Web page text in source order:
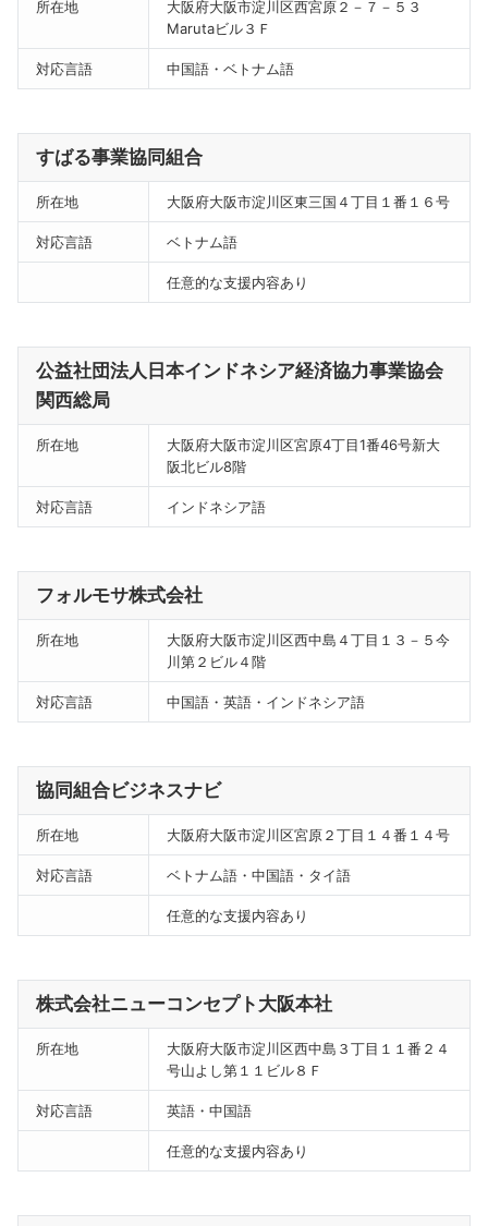
所在地
大阪府大阪市淀川区西宮原２－７－５３
Marutaビル３Ｆ
対応言語 中国語・ベトナム語
すばる事業協同組合
所在地 大阪府大阪市淀川区東三国４丁目１番１６号
対応言語 ベトナム語
任意的な支援内容あり
公益社団法人日本インドネシア経済協力事業協会
関西総局
所在地
大阪府大阪市淀川区宮原4丁目1番46号新大
阪北ビル8階
対応言語 インドネシア語
フォルモサ株式会社
所在地
大阪府大阪市淀川区西中島４丁目１３－５今
川第２ビル４階
対応言語 中国語・英語・インドネシア語
協同組合ビジネスナビ
所在地 大阪府大阪市淀川区宮原２丁目１４番１４号
対応言語 ベトナム語・中国語・タイ語
任意的な支援内容あり
株式会社ニューコンセプト大阪本社
所在地
大阪府大阪市淀川区西中島３丁目１１番２４
号山よし第１１ビル８Ｆ
対応言語 英語・中国語
任意的な支援内容あり